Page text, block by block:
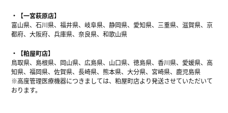
【一宮萩原店】
富山県、石川県、福井県、岐阜県、静岡県、愛知県、三重県、滋賀県、京
都府、大阪府、兵庫県、奈良県、和歌山県
【粕屋町店】
鳥取県、島根県、岡山県、広島県、山口県、徳島県、香川県、愛媛県、高
知県、福岡県、佐賀県、長崎県、熊本県、大分県、宮崎県、鹿児島県
※高度管理医療機器につきましては、粕屋町店より発送させていただいて
おります。